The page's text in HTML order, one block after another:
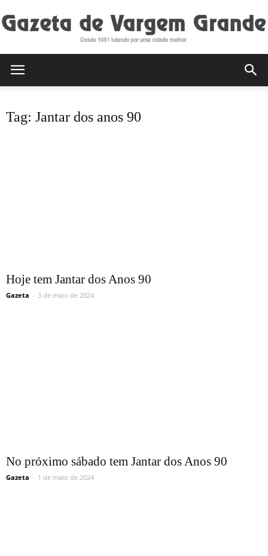
Tag: Jantar dos anos 90
Hoje tem Jantar dos Anos 90
Gazeta - 3 de maio de 2024
No próximo sábado tem Jantar dos Anos 90
Gazeta - 1 de maio de 2024